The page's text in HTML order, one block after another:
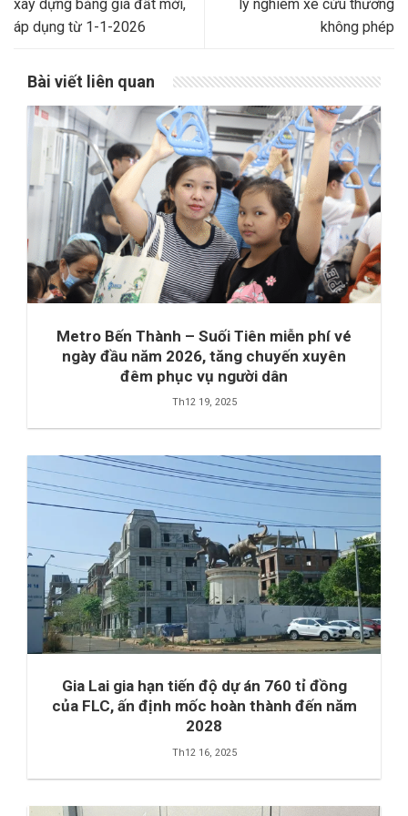
xây dựng bảng giá đất mới,
áp dụng từ 1-1-2026
lý nghiêm xe cứu thương
không phép
Bài viết liên quan
Metro Bến Thành – Suối Tiên miễn phí vé
ngày đầu năm 2026, tăng chuyến xuyên
đêm phục vụ người dân
Th12 19, 2025
Gia Lai gia hạn tiến độ dự án 760 tỉ đồng
của FLC, ấn định mốc hoàn thành đến năm
2028
Th12 16, 2025